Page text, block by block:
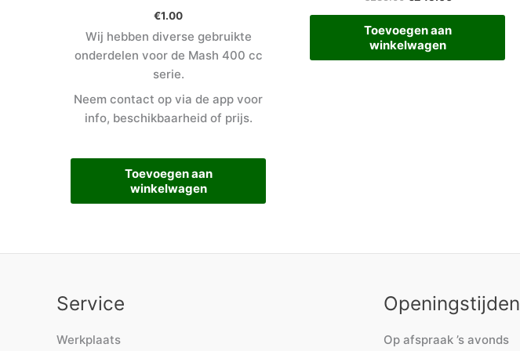
€1.00
Wij hebben diverse gebruikte
onderdelen voor de Mash 400 cc
serie.
Neem contact op via de app voor
info, beschikbaarheid of prijs.
Toevoegen aan
winkelwagen
Toevoegen aan
winkelwagen
Service
Werkplaats
Openingstijden
Op afspraak ’s avonds